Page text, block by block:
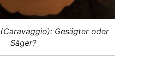
Gesägter oder
Säger?